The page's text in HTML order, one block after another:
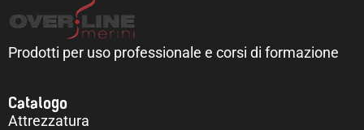
Prodotti per uso professionale e corsi di formazione
Catalogo
Attrezzatura